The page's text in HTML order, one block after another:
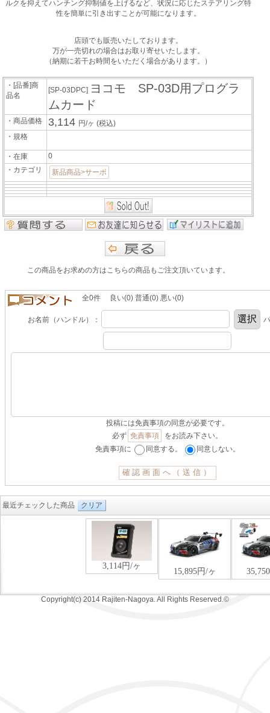
ルクを抑えてハンチング抑制値を上げるなど、状況に応じたステアリング特
性を簡単に引き出すことが可能になります。
店頭でも販売いたしております。
万が一売切れの場合はお取り寄せいたします。
（納期に若干お時間をいただく場合があります。）
・[品番]商
品名
[SP-03DPC] ヨコモ SP-03D用プログラ
ムカード
・商品価格 3,114 円/ヶ(税込)
・規格
・在庫
0
・カテゴリ
新品商品>サーボ
この商品をお求めの方はこちらの商品もご注文頂いています。
全0件 良い(0) 普通(0) 悪い(0)
お名前（ハンドル）：
投稿には免責事項の同意が必要です。
必ず 免責事項
をお読み下さい。
免責事項に
同意する。 同意しない。
最近チェックした商品 クリア
Copyright(c) 2014 Rajiten-Nagoya. All Rights Reserved.©